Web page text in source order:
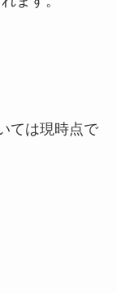
ては現時点で